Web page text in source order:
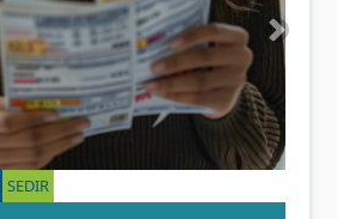
SEDIR
P
i
m
o